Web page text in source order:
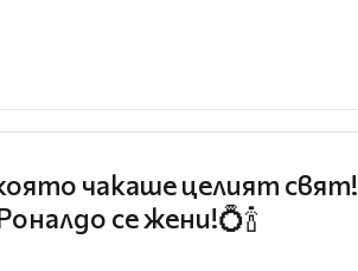
чакаше целият свят!
се жени!💍🍾